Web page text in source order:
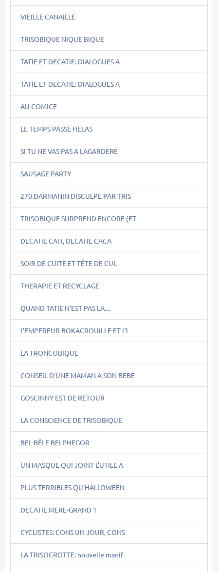
VIEILLE CANAILLE
TRISOBIQUE NIQUE BIQUE
TATIE ET DECATIE: DIALOGUES A
TATIE ET DECATIE: DIALOGUES A
AU COMICE
LE TEMPS PASSE HELAS
SI TU NE VAS PAS A LAGARDERE
SAUSAGE PARTY
270.DARMANIN DISCULPE PAR TRIS
TRISOBIQUE SURPREND ENCORE (ET
DECATIE CATI, DECATIE CACA
SOIR DE CUITE ET TÊTE DE CUL
THERAPIE ET RECYCLAGE
QUAND TATIE N'EST PAS LA....
L'EMPEREUR BOKACROUILLE ET L'I
LA TRONCOBIQUE
CONSEIL D'UNE MAMAN A SON BEBE
GOSCINNY EST DE RETOUR
LA CONSCIENCE DE TRISOBIQUE
BEL BÊLE BELPHEGOR
UN MASQUE QUI JOINT L'UTILE A
PLUS TERRIBLES QU'HALLOWEEN
DECATIE MERE-GRAND 1
CYCLISTES: CONS UN JOUR, CONS
LA TRISOCROTTE: nouvelle manif